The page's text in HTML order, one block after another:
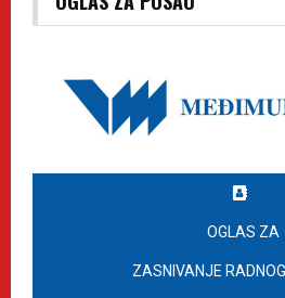
OGLAS ZA
ZASNIVANJE